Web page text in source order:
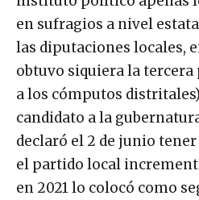
en sufragios a nivel
las diputaciones locales,
obtuvo siquiera la
a los cómputos
candidato a la
declaró el 2 de junio
el partido local
en 2021 lo colocó como